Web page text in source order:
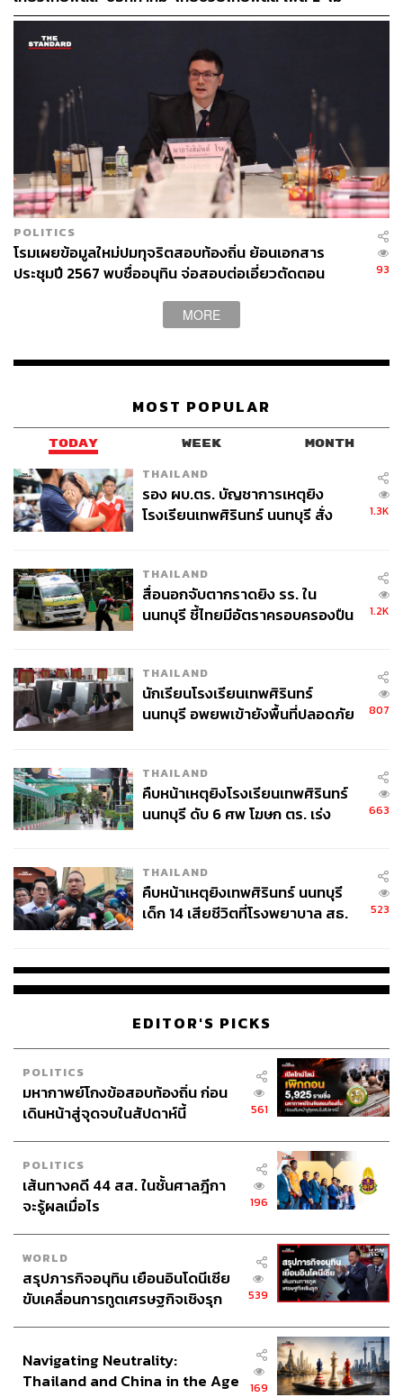
จำเป็นต้องออกพร้อมกัน
POLITICS
โรมเผยข้อมูลใหม่ปมทุจริตสอบท้องถิ่น ย้อนเอกสาร
ประชุมปี 2567 พบชื่ออนุทิน จ่อสอบต่อเอี่ยวตัดตอน
93
MORE
MOST POPULAR
TODAY WEEK MONTH
THAILAND
รอง ผบ.ตร. บัญชาการเหตุยิง
โรงเรียนเทพศิรินทร์ นนทบุรี สั่ง
1.3K
THAILAND
สื่อนอกจับตากราดยิง รร. ใน
นนทบุรี ชี้ไทยมีอัตราครอบครองปืน
1.2K
THAILAND
นักเรียนโรงเรียนเทพศิรินทร์
นนทบุรี อพยพเข้ายังพื้นที่ปลอดภัย
807
THAILAND
คืบหน้าเหตุยิงโรงเรียนเทพศิรินทร์
นนทบุรี ดับ 6 ศพ โฆษก ตร. เร่ง
663
THAILAND
คืบหน้าเหตุยิงเทพศิรินทร์ นนทบุรี
เด็ก 14 เสียชีวิตที่โรงพยาบาล สธ.
523
EDITOR'S PICKS
POLITICS
มหากาพย์โกงข้อสอบท้องถิ่น ก่อน
เดินหน้าสู่จุดจบในสัปดาห์นี้
561
POLITICS
เส้นทางคดี 44 สส. ในชั้นศาลฎีกา
จะรู้ผลเมื่อไร
196
WORLD
สรุปภารกิจอนุทิน เยือนอินโดนีเซีย
ขับเคลื่อนการทูตเศรษฐกิจเชิงรุก
539
Navigating Neutrality:
Thailand and China in the Age
169